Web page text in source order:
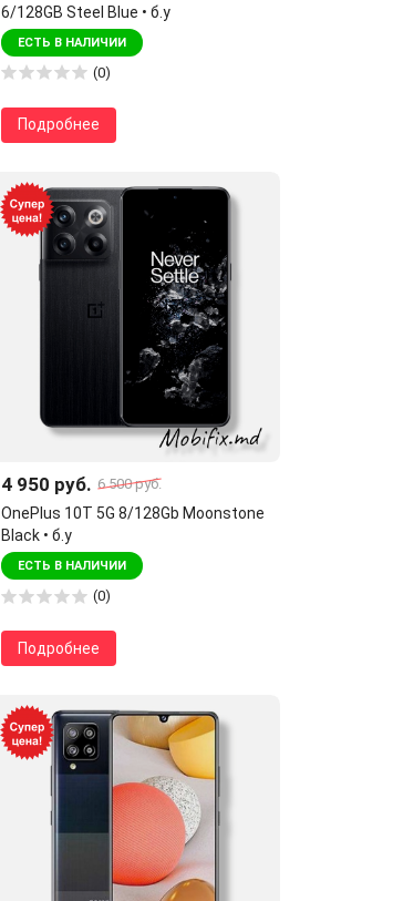
6/128GB Steel Blue • б.у
ЕСТЬ В НАЛИЧИИ
(0)
Подробнее
4 950 руб. 6 500 руб.
OnePlus 10T 5G 8/128Gb Moonstone
Black • б.у
ЕСТЬ В НАЛИЧИИ
(0)
Подробнее